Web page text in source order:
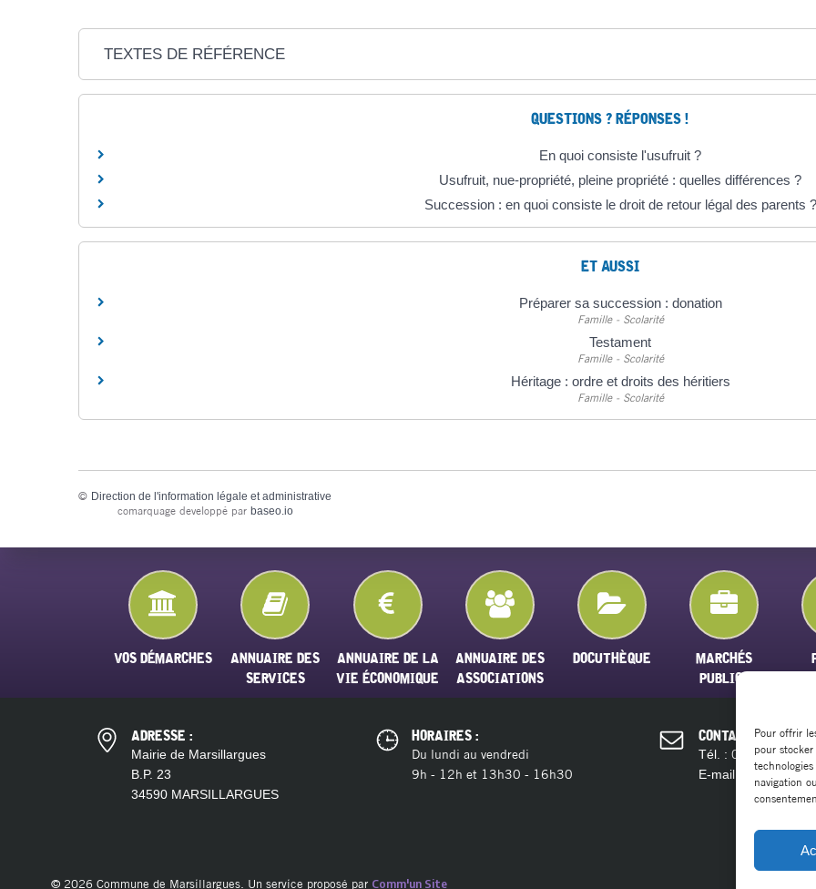
Pour offrir
pour
navigation
TEXTES DE RÉFÉRENCE
QUESTIONS ? RÉPONSES !
En quoi consiste l'usufruit ?
Usufruit, nue-propriété, pleine propriété : quelles différences ?
Succession : en quoi consiste le droit de retour légal des parents ?
ET AUSSI
Préparer sa succession : donation
Famille - Scolarité
Testament
Famille - Scolarité
Héritage : ordre et droits des héritiers
Famille - Scolarité
© Direction de l'information légale et administrative
comarquage developpé par baseo.io
VOS DÉMARCHES
ANNUAIRE DES
SERVICES
ANNUAIRE DE LA
VIE ÉCONOMIQUE
ANNUAIRE DES
ASSOCIATIONS
DOCUTHÈQUE
MARCHÉS
PUBLICS
ADRESSE :
Mairie de Marsillargues
B.P. 23
34590 MARSILLARGUES
HORAIRES :
Du lundi au vendredi
9h - 12h et 13h30 - 16h30
CONTACT :
Tél. :04 11 28 13
E-mail :
© 2026 Commune de Marsillargues. Un service proposé par Comm'un Site